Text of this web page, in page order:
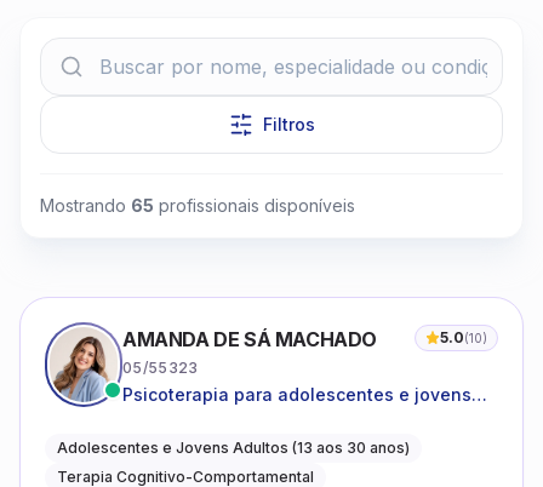
Filtros
Mostrando 65 profissionais disponíveis
AMANDA DE SÁ MACHADO 5.0(10)
05/55323
Psicoterapia para adolescentes e jovens
autoestima, relações e orientação
profissional
Adolescentes e Jovens Adultos (13 aos 30 anos)
Terapia Cognitivo-Comportamental